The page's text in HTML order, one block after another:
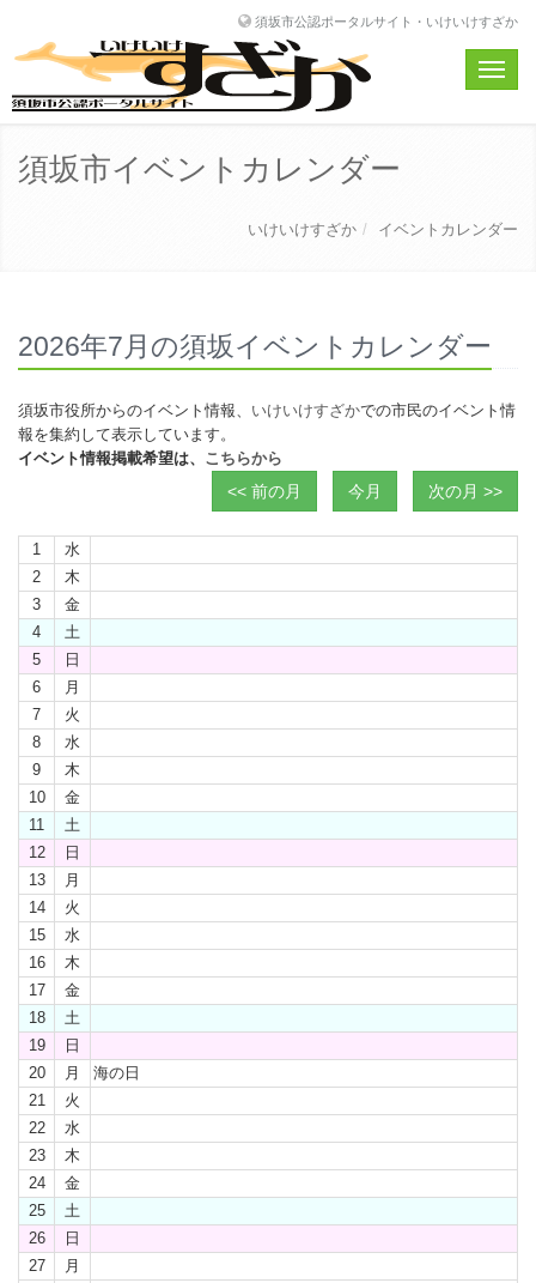
須坂市公認ポータルサイト・いけいけすざか
Toggle
須坂市イベントカレンダー
いけいけすざか イベントカレンダー
2026年7月の須坂イベントカレンダー
須坂市役所からのイベント情報、 いけいけすざかでの市民のイベント情
報を集約して表示しています。
イベント情報掲載希望は、 こちらから
<< 前の月 今月 次の月 >>
1
水
2
木
3
金
4
土
5
日
6
月
7
火
8
水
9
木
10
金
11
土
12
日
13
月
14
火
15
水
16
木
17
金
18
土
19
日
20
月
海の日
21
火
22
水
23
木
24
金
25
土
26
日
27
月